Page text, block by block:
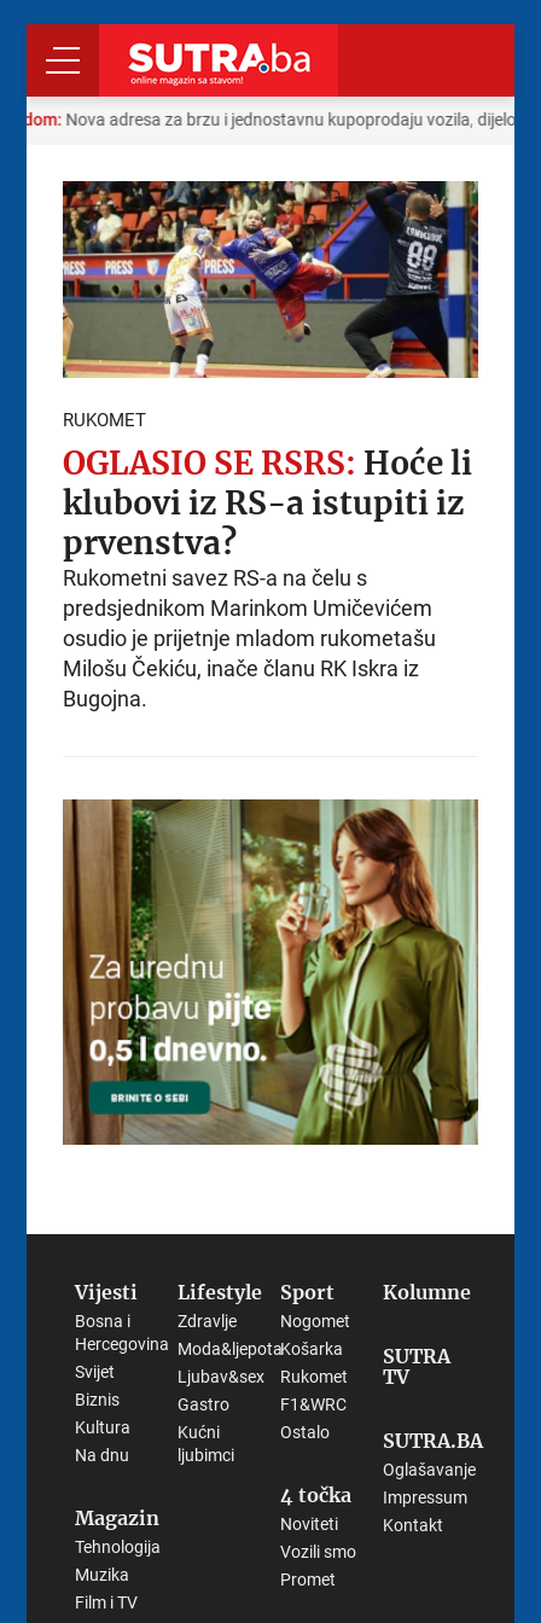
radom:Nova adresa za brzu i jednostavnu kupoprodaju vozila, dijelova
RUKOMET
OGLASIO SE RSRS: Hoće li
klubovi iz RS-a istupiti iz
prvenstva?
Rukometni savez RS-a na čelu s
predsjednikom Marinkom Umičevićem
osudio je prijetnje mladom rukometašu
Milošu Čekiću, inače članu RK Iskra iz
Bugojna.
Vijesti
Bosna i
Hercegovina
Svijet
Biznis
Kultura
Na dnu
Magazin
Tehnologija
Muzika
Film i TV
Lifestyle
Zdravlje
Moda&ljepota
Ljubav&sex
Gastro
Kućni
ljubimci
Sport
Nogomet
Košarka
Rukomet
F1&WRC
Ostalo
4 točka
Noviteti
Vozili smo
Promet
Kolumne
SUTRA
TV
SUTRA.BA
Oglašavanje
Impressum
Kontakt